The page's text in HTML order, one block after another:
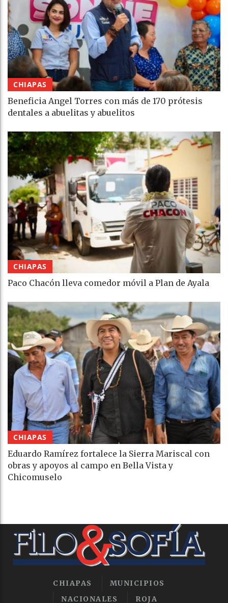
CHIAPAS
Beneficia Angel Torres con más de 170 prótesis
dentales a abuelitas y abuelitos
CHIAPAS
Paco Chacón lleva comedor móvil a Plan de Ayala
CHIAPAS
Eduardo Ramírez fortalece la Sierra Mariscal con
obras y apoyos al campo en Bella Vista y
Chicomuselo
CHIAPAS
MUNICIPIOS
NACIONALES
ROJA